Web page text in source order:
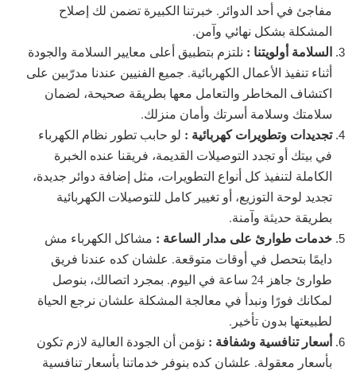
مفاجئ في أحد الدوائر. خبرتنا الكبيرة تضمن لك إصلاح
المشكلة بشكل نهائي وآمن.
السلامة أولويتنا : نلتزم بتطبيق أعلى معايير السلامة والجودة
أثناء تنفيذ الأعمال الكهربائية. جميع الفنيين عندنا مدرّبين على
اكتشاف المخاطر والتعامل معها بطريقة صحيحة، لضمان
سلامتك وسلامة أسرتك وأمان منزلك.
تجديدات وتطويرات كهربائية : لو حابب تطور نظام الكهرباء
في بيتك أو تجدد التوصيلات القديمة، فريقنا عنده الخبرة
الكاملة لتنفيذ كل أنواع التطويرات، مثل إضافة دوائر جديدة،
تجديد لوحة التوزيع، أو تغيير كامل للتوصيلات الكهربائية
بطريقة حديثة وآمنة.
خدمات طوارئ على مدار الساعة : مشاكل الكهرباء مش
دايمًا بتحصل في أوقات متوقعة. علشان كده عندنا فريق
طوارئ جاهز 24 ساعة في اليوم. بمجرد اتصالك، بنوصل
لمكانك فورًا ونبدأ في معالجة المشكلة علشان نرجع الحياة
لطبيعتها بدون تأخير.
أسعار تنافسية وشفافة : نؤمن أن الجودة العالية لازم تكون
بأسعار معقولة. علشان كده بنوفر خدماتنا بأسعار تنافسية